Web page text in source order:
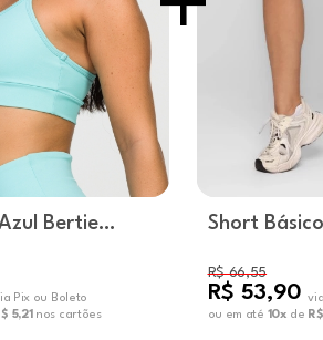
Bertie
Pix ou Boleto
5,21 nos cartões
Short
R$ 66,55
R$ 53,90
ou em até 10x de